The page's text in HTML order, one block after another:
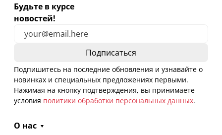
Будьте в курсе
новостей!
Подпишитесь на последние обновления и узнавайте о
новинках и специальных предложениях первыми.
Нажимая на кнопку подтверждения, вы принимаете
условия политики обработки персональных данных.
О нас